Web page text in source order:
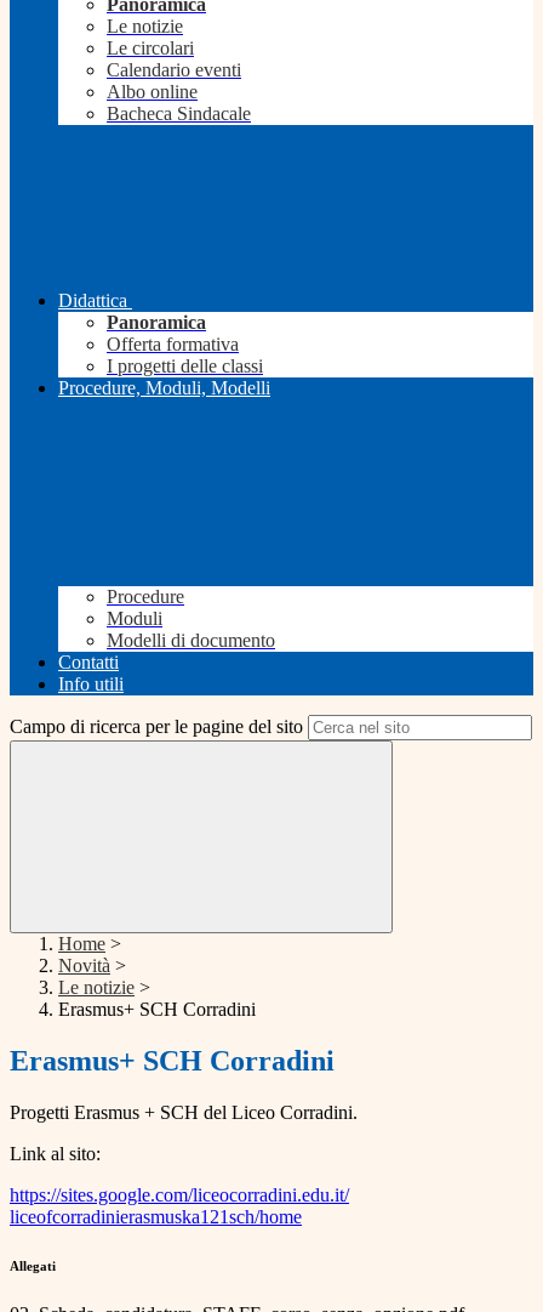
Panoramica
Le notizie
Le circolari
Calendario eventi
Albo online
Bacheca Sindacale
Didattica
Panoramica
Offerta formativa
I progetti delle classi
Procedure, Moduli, Modelli
Procedure
Moduli
Modelli di documento
Contatti
Info utili
Campo di ricerca per le pagine del sito
Home >
Novità >
Le notizie >
Erasmus+ SCH Corradini
Erasmus+ SCH Corradini
Progetti Erasmus + SCH del Liceo Corradini.
Link al sito:
https://sites.google.com/liceocorradini.edu.it/
liceofcorradinierasmuska121sch/home
Allegati